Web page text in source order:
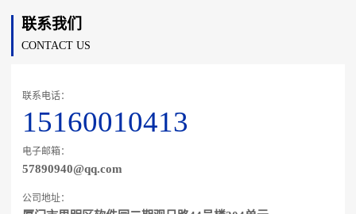
联系我们
CONTACT US
联系电话：
15160010413
电子邮箱：
57890940@qq.com
公司地址：